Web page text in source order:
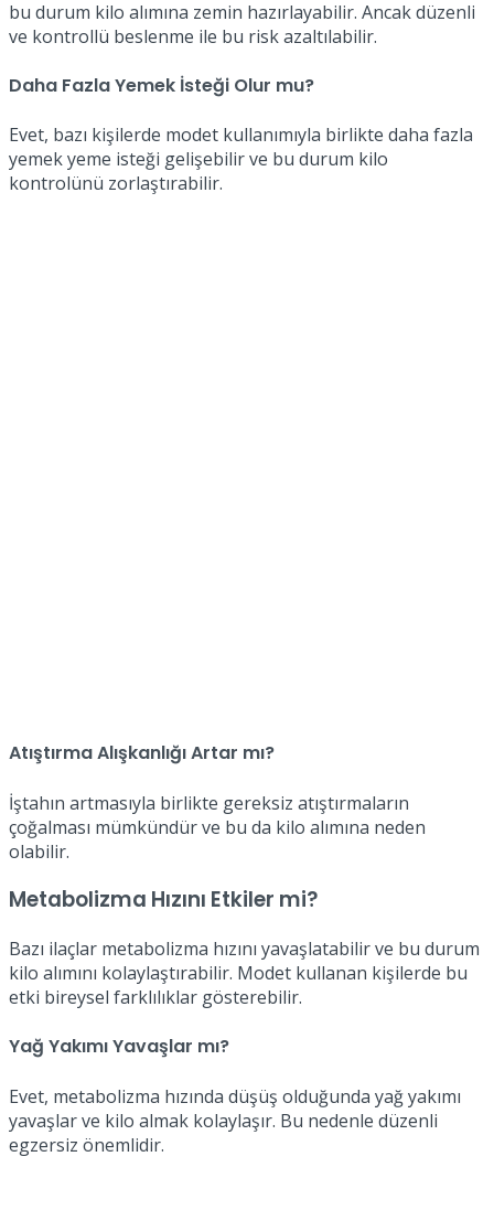
bu durum kilo alımına zemin hazırlayabilir. Ancak düzenli
ve kontrollü beslenme ile bu risk azaltılabilir.
Daha Fazla Yemek İsteği Olur mu?
Evet, bazı kişilerde modet kullanımıyla birlikte daha fazla
yemek yeme isteği gelişebilir ve bu durum kilo
kontrolünü zorlaştırabilir.
Atıştırma Alışkanlığı Artar mı?
İştahın artmasıyla birlikte gereksiz atıştırmaların
çoğalması mümkündür ve bu da kilo alımına neden
olabilir.
Metabolizma Hızını Etkiler mi?
Bazı ilaçlar metabolizma hızını yavaşlatabilir ve bu durum
kilo alımını kolaylaştırabilir. Modet kullanan kişilerde bu
etki bireysel farklılıklar gösterebilir.
Yağ Yakımı Yavaşlar mı?
Evet, metabolizma hızında düşüş olduğunda yağ yakımı
yavaşlar ve kilo almak kolaylaşır. Bu nedenle düzenli
egzersiz önemlidir.